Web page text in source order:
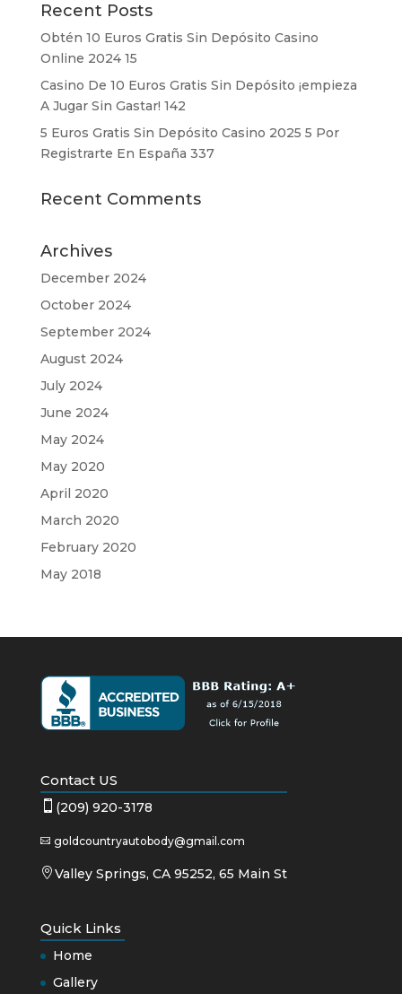
Recent Posts
Obtén 10 Euros Gratis Sin Depósito Casino
Online 2024 15
Casino De 10 Euros Gratis Sin Depósito ¡empieza
A Jugar Sin Gastar! 142
5 Euros Gratis Sin Depósito Casino 2025 5 Por
Registrarte En España 337
Recent Comments
Archives
December 2024
October 2024
September 2024
August 2024
July 2024
June 2024
May 2024
May 2020
April 2020
March 2020
February 2020
May 2018
Contact US
 (209) 920-3178
 goldcountryautobody@gmail.com
 Valley Springs, CA 95252, 65 Main St
Quick Links
Home
Gallery